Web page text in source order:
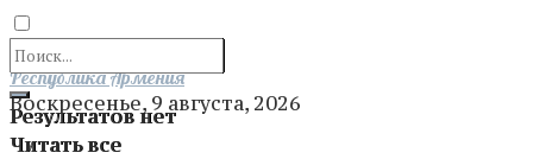
Результатов нет
Читать все
Отправить
Республика Армения
Воскресенье, 9 августа, 2026